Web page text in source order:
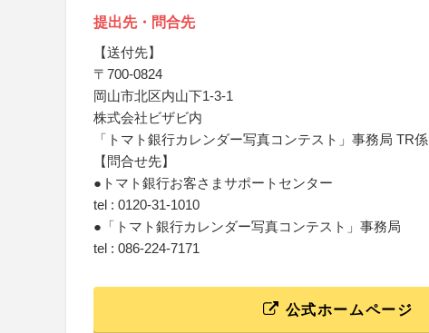
提出先・問合先
【送付先】
〒700-0824
岡山市北区内山下1-3-1
株式会社ビザビ内
「トマト銀行カレンダー写真コンテスト」事務局 TR係
【問合せ先】
●トマト銀行お客さまサポートセンター
tel : 0120-31-1010
●「トマト銀行カレンダー写真コンテスト」事務局
tel : 086-224-7171
公式ホームページ